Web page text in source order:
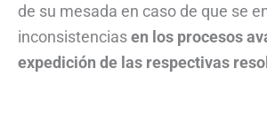
de su mesada en caso de que se
inconsistenciasen los procesos
expedición de las respectivas